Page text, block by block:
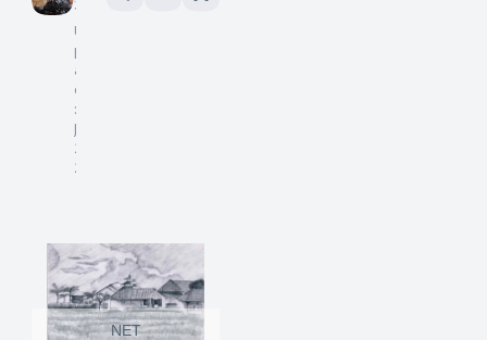
1
U
pd
at
ed
:
Juli
20
24
NET